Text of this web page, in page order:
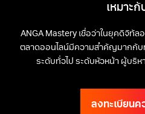
เหมาะกั
ANGA Mastery เชื่อว่าในยุคดิจิทั
ตลาดออนไลน์มีความสำคัญมากกั
ระดับทั่วไป ระดับหัวหน้า ผู้บริห
ลงทะเบียนค